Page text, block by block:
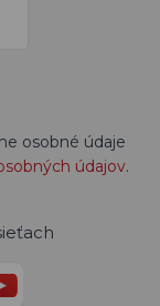
osobné údaje
údajov.